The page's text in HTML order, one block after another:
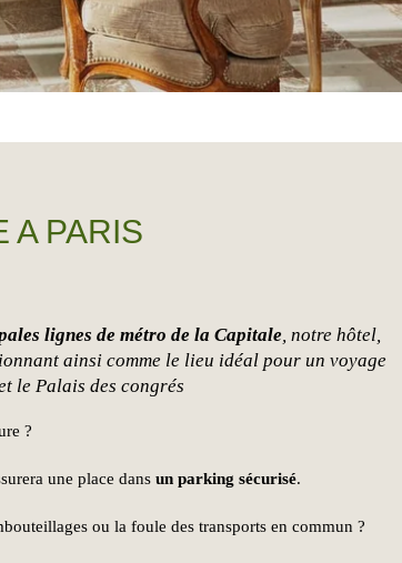
A PARIS
lignes de métro de la Capitale, notre hôtel,
ainsi comme le lieu idéal pour un voyage
le Palais des congrés
?
une place dans un parking sécurisé.
ou la foule des transports en commun ?